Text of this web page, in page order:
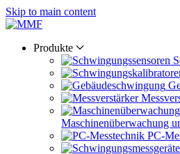
Skip to main content
Produkte
Maschinen­überwachung
PC-